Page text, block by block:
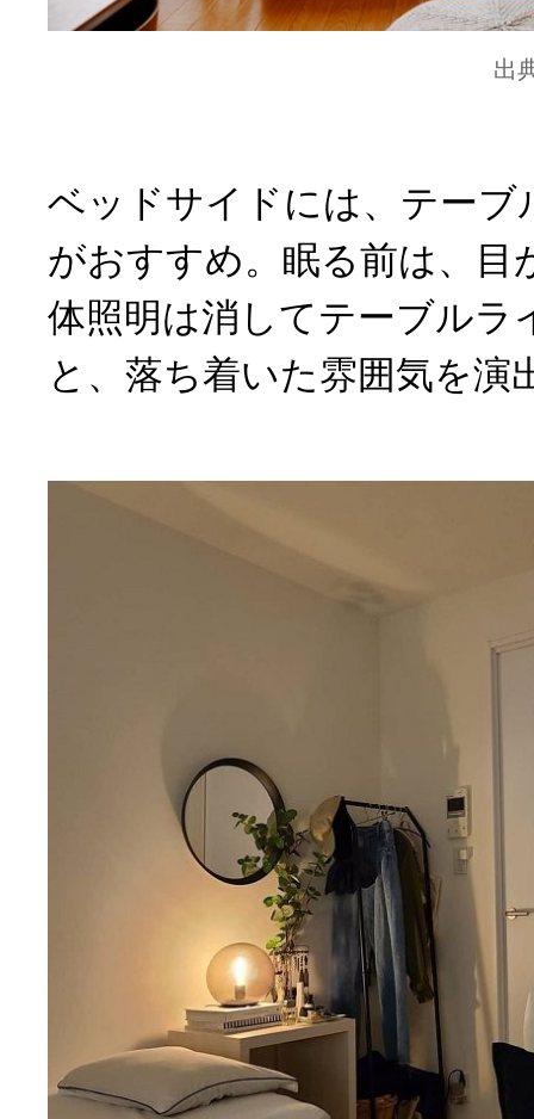
出
ベッドサイドには、テーブ
がおすすめ。眠る前は、目
体照明は消してテーブルラ
と、落ち着いた雰囲気を演